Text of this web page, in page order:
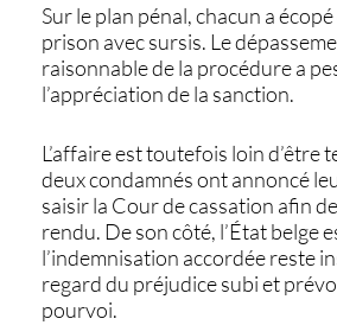
Sur le plan pénal, chacun a
prison avec sursis. Le
raisonnable de la procédure a
l’appréciation de la sanction.
L’affaire est toutefois loin d’être
deux condamnés ont annoncé
saisir la Cour de cassation afin
rendu. De son côté, l’État belge
l’indemnisation accordée reste
regard du préjudice subi et
pourvoi.